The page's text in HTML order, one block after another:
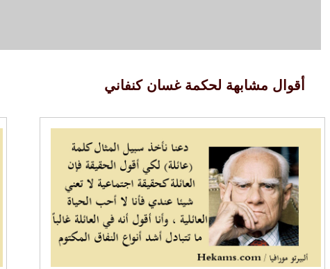
أقوال مشابهة لحكمة غسان كنفاني